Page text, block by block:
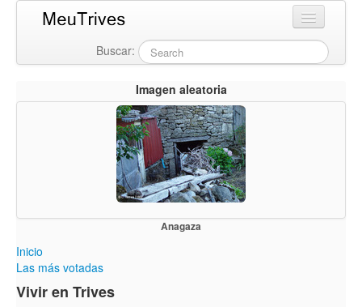
Buscar:
Imagen aleatoria
Anagaza
Inicio
Las más votadas
Vivir en Trives